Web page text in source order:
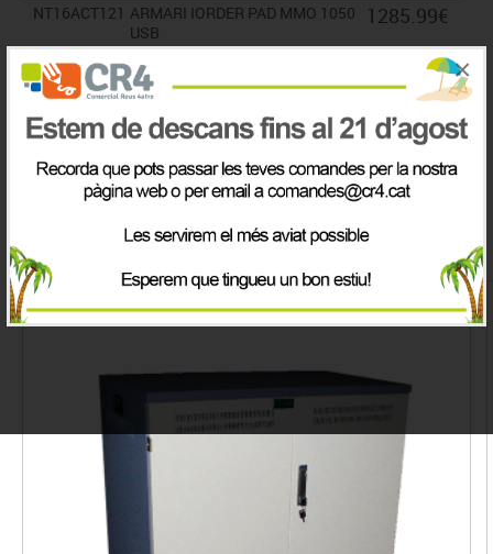
×
NT16ACT121 ARMARI IORDER PAD MMO 1050
USB
A consultar
1285.99€
IVA inclòs
Productes de la mateix categoria